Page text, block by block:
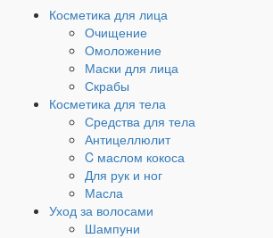
Косметика для лица
Очищение
Омоложение
Маски для лица
Скрабы
Косметика для тела
Средства для тела
Антицеллюлит
C маслом кокоса
Для рук и ног
Масла
Уход за волосами
Шампуни